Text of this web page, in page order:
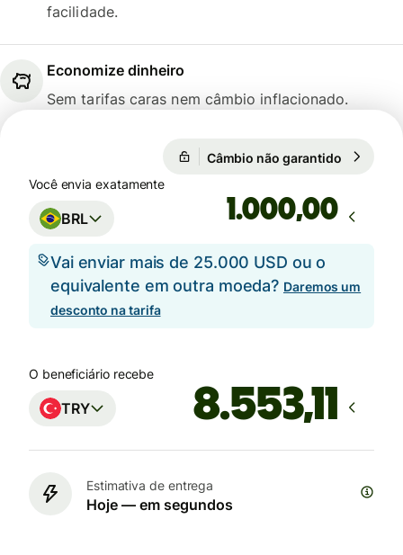
facilidade.
Economize dinheiro
Sem tarifas caras nem câmbio inflacionado.
Câmbio não garantido
Você envia exatamente
BRL ,00
Vai enviar mais de 25.000 USD ou o
equivalente em outra moeda? Daremos um
desconto na tarifa
O beneficiário recebe
TRY
Estimativa de entrega
Hoje — em segundos